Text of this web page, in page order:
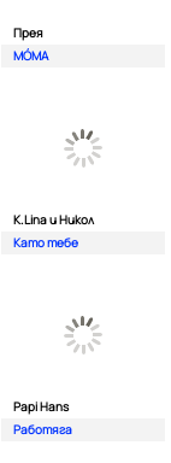
Прея
MÓMA
K.Lina и Никол
Като тебе
Papi Hans
Работяга